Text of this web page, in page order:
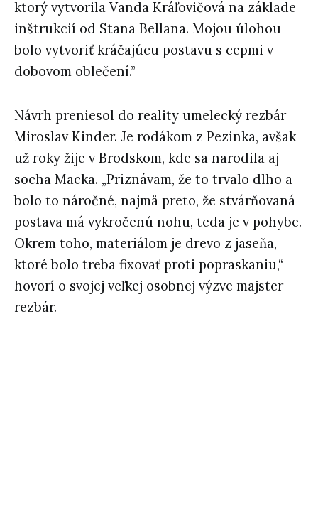
ktorý vytvorila Vanda Kráľovičová na základe
inštrukcií od Stana Bellana. Mojou úlohou
bolo vytvoriť kráčajúcu postavu s cepmi v
dobovom oblečení.”
Návrh preniesol do reality umelecký rezbár
Miroslav Kinder. Je rodákom z Pezinka, avšak
už roky žije v Brodskom, kde sa narodila aj
socha Macka. „Priznávam, že to trvalo dlho a
bolo to náročné, najmä preto, že stvárňovaná
postava má vykročenú nohu, teda je v pohybe.
Okrem toho, materiálom je drevo z jaseňa,
ktoré bolo treba fixovať proti popraskaniu,“
hovorí o svojej veľkej osobnej výzve majster
rezbár.